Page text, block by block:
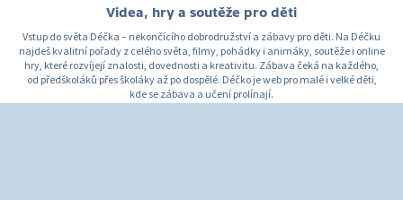
Videa, hry a soutěže pro děti
Vstup do světa Déčka – nekončícího dobrodružství a zábavy pro děti. Na Déčku
najdeš kvalitní pořady z celého světa, filmy, pohádky i animáky, soutěže i online
hry, které rozvíjejí znalosti, dovednosti a kreativitu. Zábava čeká na každého,
od předškoláků přes školáky až po dospělé. Déčko je web pro malé i velké děti,
kde se zábava a učení prolínají.